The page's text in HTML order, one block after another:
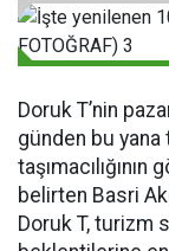
Doruk T’nin
günden bu yana
belirten Basri
Doruk T, turizm